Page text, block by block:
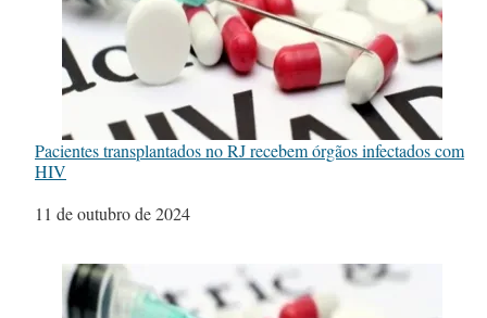
Pacientes transplantados no RJ recebem órgãos infectados com
HIV
Data
11 de outubro de 2024